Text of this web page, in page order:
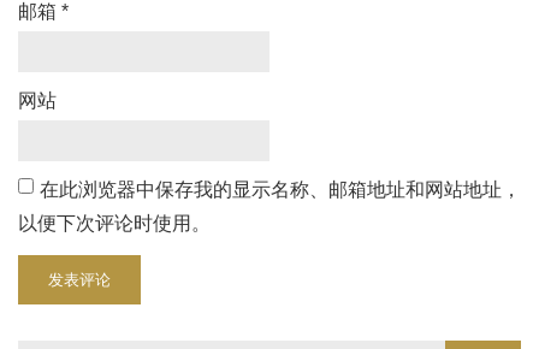
邮箱 *
网站
在此浏览器中保存我的显示名称、邮箱地址和网站地址，
以便下次评论时使用。